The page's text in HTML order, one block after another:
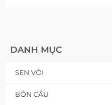
DANH MỤC
SEN VÒI
BỒN CẦU